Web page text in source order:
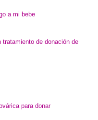
a mi bebe
de donación de
para donar